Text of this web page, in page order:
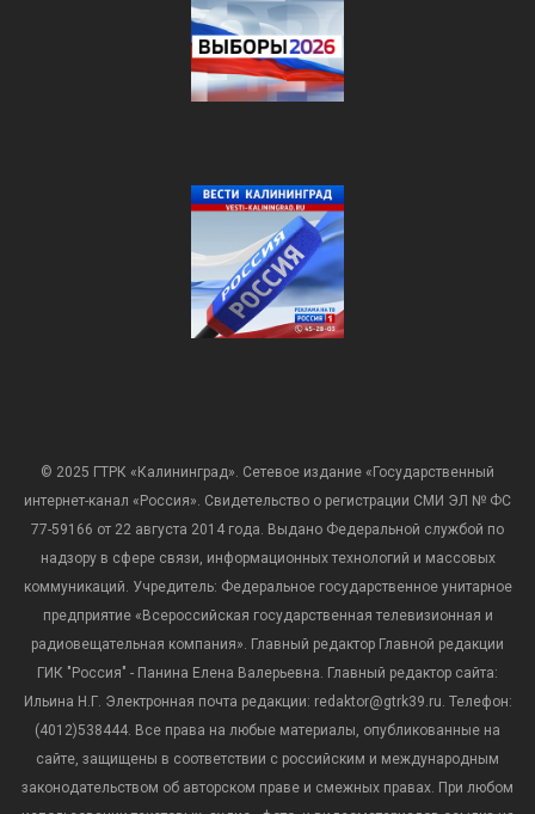
© 2025 ГТРК «Калининград». Сетевое издание «Государственный
интернет-канал «Россия». Свидетельство о регистрации СМИ ЭЛ № ФС
77-59166 от 22 августа 2014 года. Выдано Федеральной службой по
надзору в сфере связи, информационных технологий и массовых
коммуникаций. Учредитель: Федеральное государственное унитарное
предприятие «Всероссийская государственная телевизионная и
радиовещательная компания». Главный редактор Главной редакции
ГИК "Россия" - Панина Елена Валерьевна. Главный редактор сайта:
Ильина Н.Г. Электронная почта редакции: redaktor@gtrk39.ru. Телефон:
(4012)538444. Все права на любые материалы, опубликованные на
сайте, защищены в соответствии с российским и международным
законодательством об авторском праве и смежных правах. При любом